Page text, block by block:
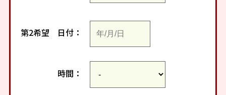
第2希望 日付：
時間：